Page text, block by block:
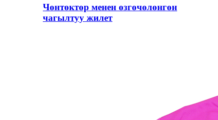
Чөнтөктөр менен өзгөчөлөнгөн
чагылтуу жилет